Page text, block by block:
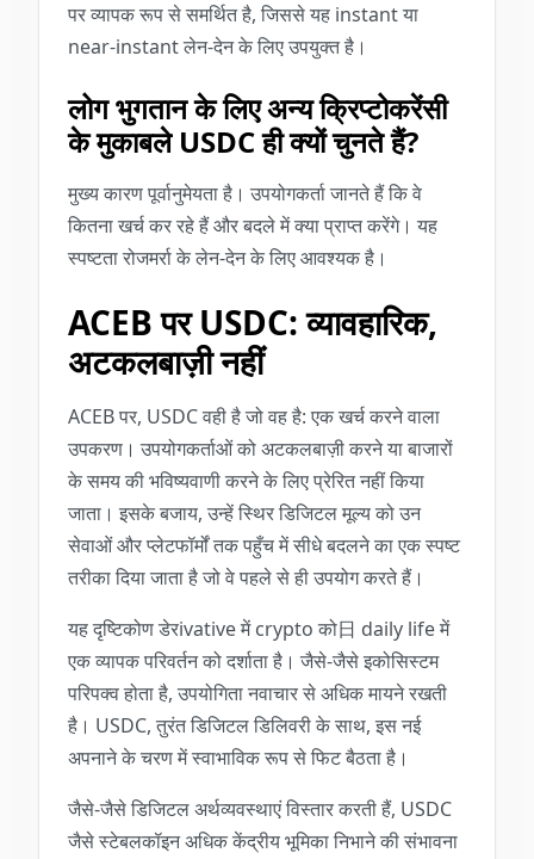
पर व्यापक रूप से समर्थित है, जिससे यह instant या
near-instant लेन-देन के लिए उपयुक्त है।
लोग भुगतान के लिए अन्य क्रिप्टोकरेंसी
के मुकाबले USDC ही क्यों चुनते हैं?
मुख्य कारण पूर्वानुमेयता है। उपयोगकर्ता जानते हैं कि वे
कितना खर्च कर रहे हैं और बदले में क्या प्राप्त करेंगे। यह
स्पष्टता रोजमर्रा के लेन-देन के लिए आवश्यक है।
ACEB पर USDC: व्यावहारिक,
अटकलबाज़ी नहीं
ACEB पर, USDC वही है जो वह है: एक खर्च करने वाला
उपकरण। उपयोगकर्ताओं को अटकलबाज़ी करने या बाजारों
के समय की भविष्यवाणी करने के लिए प्रेरित नहीं किया
जाता। इसके बजाय, उन्हें स्थिर डिजिटल मूल्य को उन
सेवाओं और प्लेटफॉर्मों तक पहुँच में सीधे बदलने का एक स्पष्ट
तरीका दिया जाता है जो वे पहले से ही उपयोग करते हैं।
यह दृष्टिकोण डेरivative में crypto को日 daily life में
एक व्यापक परिवर्तन को दर्शाता है। जैसे-जैसे इकोसिस्टम
परिपक्व होता है, उपयोगिता नवाचार से अधिक मायने रखती
है। USDC, तुरंत डिजिटल डिलिवरी के साथ, इस नई
अपनाने के चरण में स्वाभाविक रूप से फिट बैठता है।
जैसे-जैसे डिजिटल अर्थव्यवस्थाएं विस्तार करती हैं, USDC
जैसे स्टेबलकॉइन अधिक केंद्रीय भूमिका निभाने की संभावना